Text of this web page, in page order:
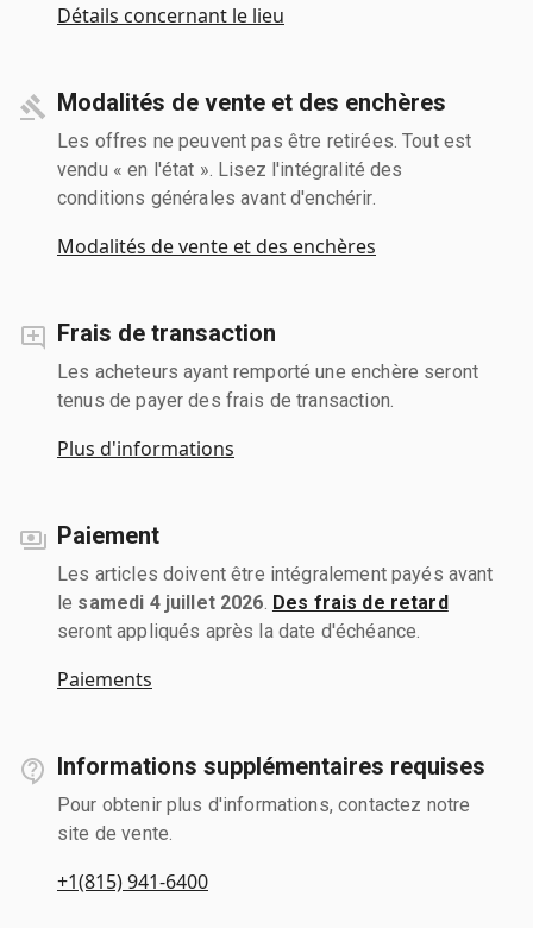
Détails concernant le lieu
Modalités de vente et des enchères
Les offres ne peuvent pas être retirées. Tout est
vendu « en l'état ». Lisez l'intégralité des
conditions générales avant d'enchérir.
Modalités de vente et des enchères
Frais de transaction
Les acheteurs ayant remporté une enchère seront
tenus de payer des frais de transaction.
Plus d'informations
Paiement
Les articles doivent être intégralement payés avant
le samedi 4 juillet 2026 Des frais de retard
seront appliqués après la date d'échéance.
Paiements
Informations supplémentaires requises
Pour obtenir plus d'informations, contactez notre
site de vente.
+1(815) 941-6400